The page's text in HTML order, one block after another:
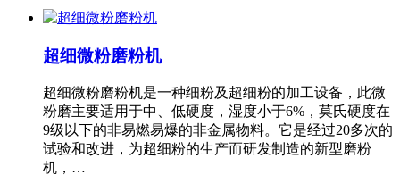
超细微粉磨粉机
超细微粉磨粉机是一种细粉及超细粉的加工设备，此微
粉磨主要适用于中、低硬度，湿度小于6%，莫氏硬度在
9级以下的非易燃易爆的非金属物料。它是经过20多次的
试验和改进，为超细粉的生产而研发制造的新型磨粉
机，…